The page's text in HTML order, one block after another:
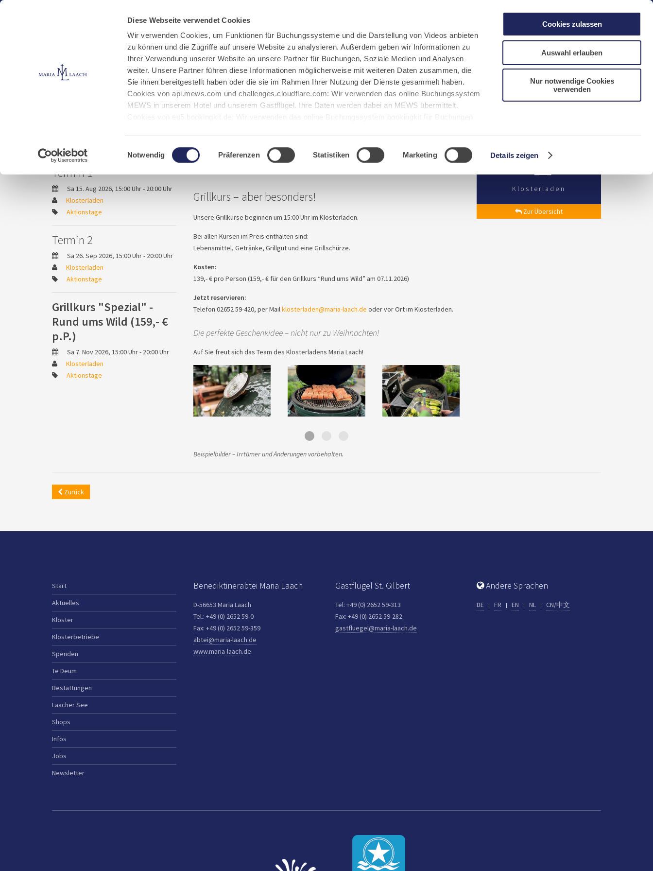
Diese Webseite verwendet Cookies
Wir verwenden Cookies, um Funktionen für Buchungssysteme und die Darstellung von Videos anbieten
zu können und die Zugriffe auf unsere Website zu analysieren. Außerdem geben wir Informationen zu
Ihrer Verwendung unserer Website an unsere Partner für Buchungen, Soziale Medien und Analysen
weiter. Unsere Partner führen diese Informationen möglicherweise mit weiteren Daten zusammen, die
Sie ihnen bereitgestellt haben oder die sie im Rahmen Ihrer Nutzung der Dienste gesammelt haben.
Cookies von api.mews.com und challenges.cloudflare.com: Wir verwenden das online Buchungssystem
MEWS in unserem Hotel und unserem Gastflügel. Ihre Daten werden dabei an MEWS übermittelt.
Einwilligungsauswahl
Notwendig Präferenzen Statistiken Marketing Details zeigen
Cookies zulassen
Auswahl erlauben
Nur notwendige Cookies
verwenden
Kloster Klosterbetriebe Spenden Infos
Aktionstage
NL CN/中文
Veranstaltungen Grillkurs im Klosterladen
Grillkurs im Klosterladen
Termin 1
Sa 15. Aug 2026, 15:00 Uhr - 20:00 Uhr
Klosterladen
Aktionstage
Termin 2
Sa 26. Sep 2026, 15:00 Uhr - 20:00 Uhr
Klosterladen
Aktionstage
Grillkurs "Spezial" -
Rund ums Wild (159,- €
p.P.)
Sa 7. Nov 2026, 15:00 Uhr - 20:00 Uhr
Klosterladen
Aktionstage
Grillkurs – aber besonders!
Unsere Grillkurse beginnen um 15:00 Uhr im Klosterladen.
Bei allen Kursen im Preis enthalten sind:
Lebensmittel, Getränke, Grillgut und eine Grillschürze.
Kosten:
139,- € pro Person (159,- € für den Grillkurs “Rund ums Wild” am 07.11.2026)
Jetzt reservieren:
Telefon 02652 59-420, per Mailklosterladen@maria-laach.de oder vor Ort im Klosterladen.
Die perfekte Geschenkidee – nicht nur zu Weihnachten!
Auf Sie freut sich das Team des Klosterladens Maria Laach!
Beispielbilder – Irrtümer und Änderungen vorbehalten.
Klosterladen
Zur Übersicht
Zurück
Start
Aktuelles
Kloster
Klosterbetriebe
Spenden
Te Deum
Bestattungen
Laacher See
Shops
Infos
Jobs
Newsletter
Benediktinerabtei Maria Laach
D-56653 Maria Laach
Tel.: +49 (0) 2652 59-0
Fax: +49 (0) 2652 59-359
abtei@maria-laach.de
www.maria-laach.de
Gastflügel St. Gilbert
Tel: +49 (0) 2652 59-313
Fax: +49 (0) 2652 59-282
gastfluegel@maria-laach.de
Andere Sprachen
DE FR EN NL CN/中文